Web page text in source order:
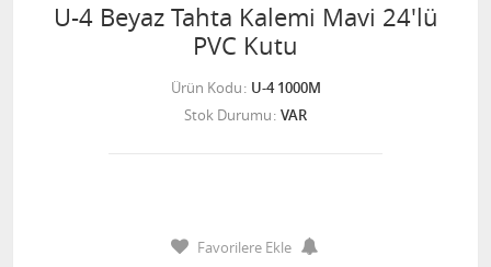
U-4 Beyaz Tahta Kalemi Mavi 24'lü
PVC Kutu
Ürün Kodu U-4 1000M
Stok Durumu VAR
Favorilere Ekle